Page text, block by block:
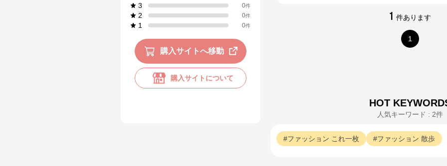
3 0件
2 0件
1 0件
購入サイトへ移動
購入サイトについて
1 件あります
1
HOT
人気キーワード : 2件
ファッション これ一枚 ファッション 散歩